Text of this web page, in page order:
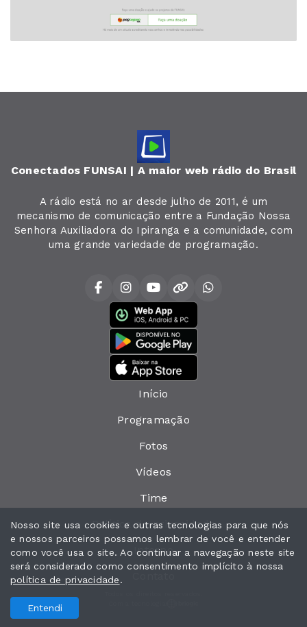
Conectados FUNSAI | A maior web rádio do Brasil
A rádio está no ar desde julho de 2011, é um
mecanismo de comunicação entre a Fundação Nossa
Senhora Auxiliadora do Ipiranga e a comunidade, com
uma grande variedade de programação.
Início
Programação
Fotos
Vídeos
Time
Política de privacidade
Interno
Nosso site usa cookies e outras tecnologias para que nós
e nossos parceiros possamos lembrar de você e entender
como você usa o site. Ao continuar a navegação neste site
será considerado como consentimento implícito à nossa
política de privacidade.
Entendi